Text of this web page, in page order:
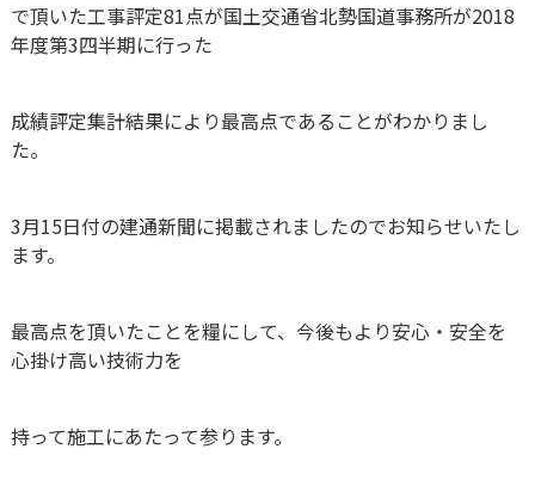
で頂いた工事評定81点が国土交通省北勢国道事務所が2018
年度第3四半期に行った
成績評定集計結果により最高点であることがわかりまし
た。
3月15日付の建通新聞に掲載されましたのでお知らせいたし
ます。
最高点を頂いたことを糧にして、今後もより安心・安全を
心掛け高い技術力を
持って施工にあたって参ります。